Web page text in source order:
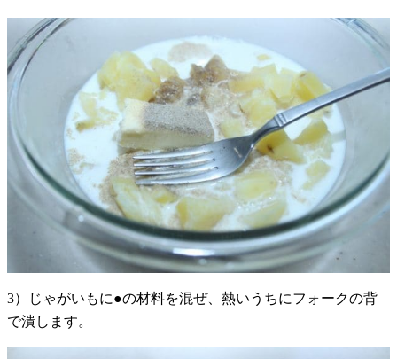
3）じゃがいもに●の材料を混ぜ、熱いうちにフォークの背
で潰します。